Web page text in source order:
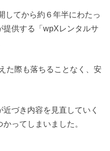
してから約６年半にわたっ
提供する「wpXレンタルサ
た際も落ちることなく、安
づき内容を見直していく
ってしまいました。